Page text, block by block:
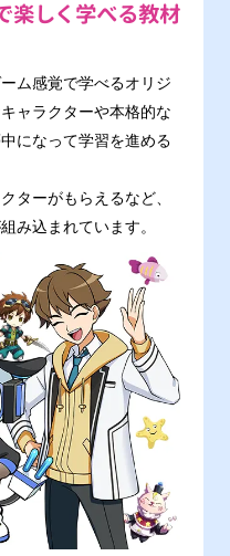
楽しく学べる教材
ム感覚で学べるオリジ
ャラクターや本格的な
になって学習を進める
ターがもらえるなど、
み込まれています。